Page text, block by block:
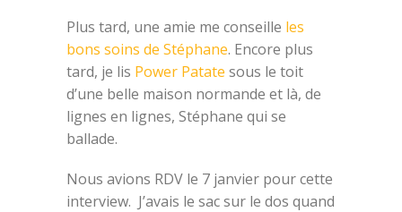
Plus tard, une amie me conseille les
bons soins de Stéphane. Encore plus
tard, je lis Power Patate sous le toit
d’une belle maison normande et là, de
lignes en lignes, Stéphane qui se
ballade.
Nous avions RDV le 7 janvier pour cette
interview. J’avais le sac sur le dos quand